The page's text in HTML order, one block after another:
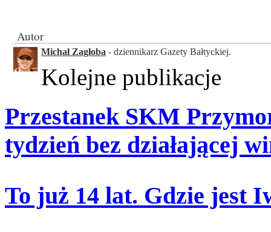
Autor
Michał Zagłoba - dziennikarz Gazety Bałtyckiej.
Kolejne publikacje
Przestanek SKM
tydzień bez działającej
To już 14 lat. Gdzie jest